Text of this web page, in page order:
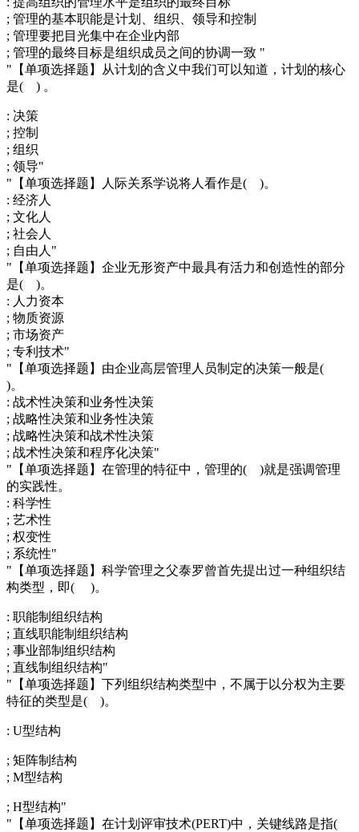
; 管理的基本职能是计划、组织、领导和控制
; 管理要把目光集中在企业内部
; 管理的最终目标是组织成员之间的协调一致 "
"【单项选择题】从计划的含义中我们可以知道，计划的核心
是( ) 。
: 决策
; 控制
; 组织
; 领导"
"【单项选择题】人际关系学说将人看作是( )。
: 经济人
; 文化人
; 社会人
; 自由人"
"【单项选择题】企业无形资产中最具有活力和创造性的部分
是( )。
: 人力资本
; 物质资源
; 市场资产
; 专利技术"
"【单项选择题】由企业高层管理人员制定的决策一般是(
)。
: 战术性决策和业务性决策
; 战略性决策和业务性决策
; 战略性决策和战术性决策
; 战术性决策和程序化决策"
"【单项选择题】在管理的特征中，管理的( )就是强调管理
的实践性。
: 科学性
; 艺术性
; 权变性
; 系统性"
"【单项选择题】科学管理之父泰罗曾首先提出过一种组织结
构类型，即( )。
: 职能制组织结构
; 直线职能制组织结构
; 事业部制组织结构
; 直线制组织结构"
"【单项选择题】下列组织结构类型中，不属于以分权为主要
特征的类型是( )。
: U型结构
; 矩阵制结构
; M型结构
; H型结构"
"【单项选择题】在计划评审技术(PERT)中，关键线路是指(